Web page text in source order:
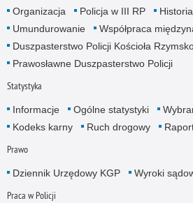
Organizacja
Policja w III RP Historia
Umundurowanie
Współpraca
Duszpasterstwo Policji Kościoła
Prawosławne Duszpasterstwo Policji
Statystyka
Informacje Ogólne statystyki
Kodeks karny
Ruch drogowy
Prawo
Dziennik Urzędowy KGP Wyroki
Praca w Policji